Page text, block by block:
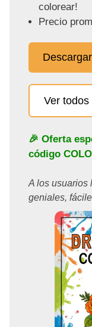
colorear!
Precio
Ver
🎉 Oferta
código
A los usuarios
geniales,